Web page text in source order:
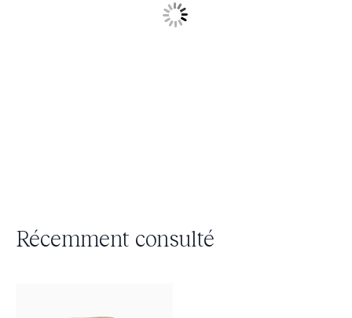
Récemment consulté